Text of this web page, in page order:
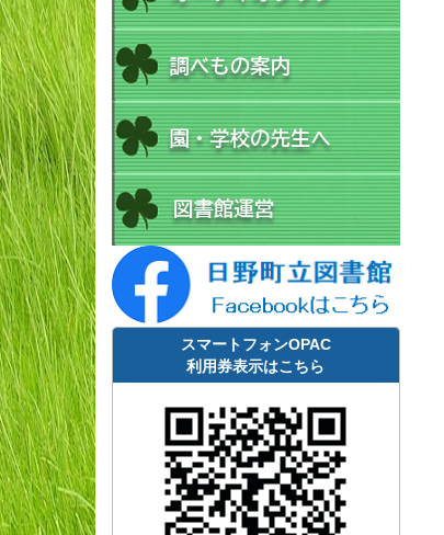
スマートフォンOPAC
利用券表示はこちら